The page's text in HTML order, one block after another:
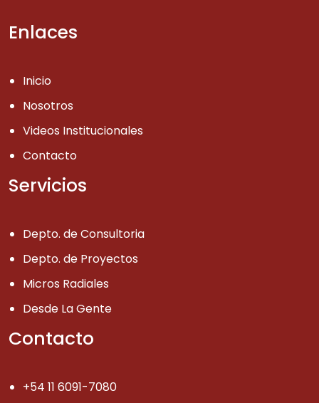
Enlaces
Inicio
Nosotros
Videos Institucionales
Contacto
Servicios
Depto. de Consultoria
Depto. de Proyectos
Micros Radiales
Desde La Gente
Contacto
+54 11 6091-7080